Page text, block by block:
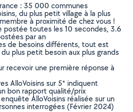
: 35 000 communes
du plus petit village à la plus
à proximité de chez vous !
postée toutes les 10 secondes, 3.6
par an
de besoins différents, tout est
plus petit besoin aux plus grands
recevoir une première réponse à
AlloVoisins sur 5* indiquent
bon rapport qualité/prix
AlloVoisins réalisée sur un
interrogées (Février 2024)